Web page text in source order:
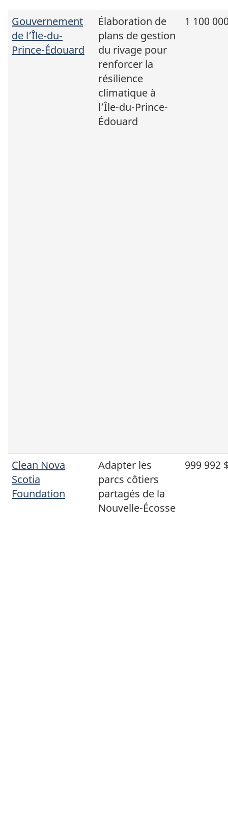
Gouvernement
de l’Île-du-
Prince-Édouard
Élaboration de
plans de gestion
du rivage pour
renforcer la
résilience
climatique à
l’Île-du-Prince-
Édouard
1 100
Clean Nova
Scotia
Foundation
Adapter les
parcs côtiers
partagés de la
Nouvelle-Écosse
999 992